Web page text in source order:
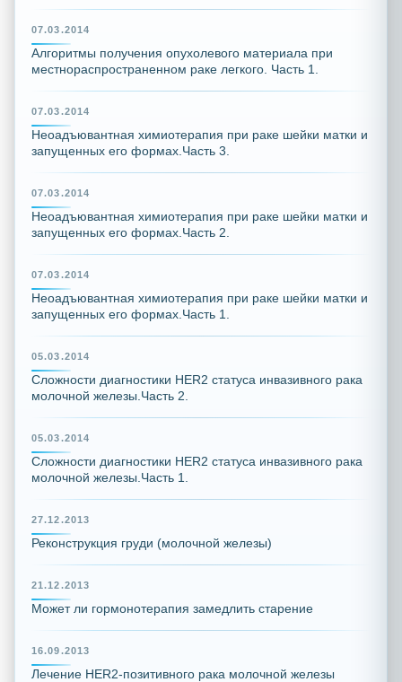
07.03.2014
Алгоритмы получения опухолевого материала при
местнораспространенном раке легкого. Часть 1.
07.03.2014
Неоадъювантная химиотерапия при раке шейки матки и
запущенных его формах.Часть 3.
07.03.2014
Неоадъювантная химиотерапия при раке шейки матки и
запущенных его формах.Часть 2.
07.03.2014
Неоадъювантная химиотерапия при раке шейки матки и
запущенных его формах.Часть 1.
05.03.2014
Сложности диагностики HER2 статуса инвазивного рака
молочной железы.Часть 2.
05.03.2014
Сложности диагностики HER2 статуса инвазивного рака
молочной железы.Часть 1.
27.12.2013
Реконструкция груди (молочной железы)
21.12.2013
Может ли гормонотерапия замедлить старение
16.09.2013
Лечение HER2-позитивного рака молочной железы